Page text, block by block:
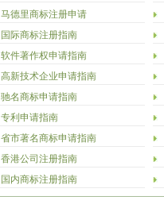
马德里商标注册申请
国际商标注册指南
软件著作权申请指南
高新技术企业申请指南
驰名商标申请指南
专利申请指南
省市著名商标申请指南
香港公司注册指南
国内商标注册指南